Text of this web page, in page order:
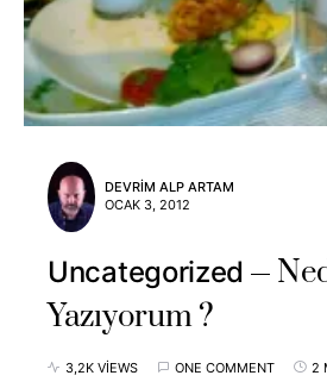
DEVRIM ALP ARTAM
OCAK 3, 2012
Uncategorized
Yazıyorum ?
3,2K VIEWS ONE COMMENT 2